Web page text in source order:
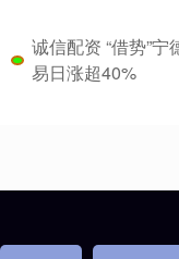
诚信配资 “借势”
易日涨超40%